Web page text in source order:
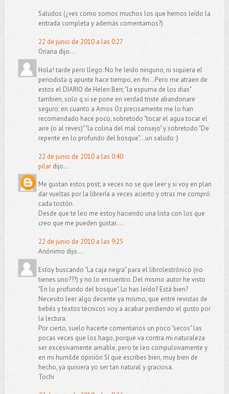
Saludos (¿ves como somos muchos los que hemos leído la
entrada completa y además comentamos?)
22 de junio de 2010 a las 0:27
Oriana dijo...
Hola! tarde pero llego. No he leido ninguno, ni siquiera el
periodista q apunte hace tiempo, en fin...Pero me atraen de
estos el DIARIO de Helen Berr, "la espuma de los dias"
tambien, solo q si se pone en verdad triste abandonare
seguro; en cuanto a Amos Oz precisamente me lo han
recomendado hace poco, sobretodo "tocar el agua tocar el
aire (o al reves)" "la colina del mal consejo" y sobretodo "De
repente en lo profundo del bosque"...un saludo :)
22 de junio de 2010 a las 0:40
pilardijo...
Me gustan estos post; a veces no se que leer y si voy en plan
dar vueltas por la librería a veces acierto y otras me compró
cada tostón.
Desde que te leo me estoy haciendo una lista con los que
creo que me pueden gustar....
22 de junio de 2010 a las 9:25
Anónimo dijo...
Estoy buscando "La caja negra" para el librolestrónico (no
tienes uno???) y no lo encuentro. Del mismo autor he visto
"En lo profundo del bosque". Lo has leído? Está bien?
Necesito leer algo decente ya mismo, que entre revistas de
bebés y textos técnicos voy a acabar perdiendo el gusto por
la lectura.
Por cierto, suelo hacerte comentarios un poco "secos" las
pocas veces que los hago, porque va contra mi naturaleza
ser excesivamente amable, pero te leo compulsivamente y
en mi humilde opinión SI que escribes bien, muy bien de
hecho, ya quisiera yo ser tan natural y graciosa.
Tochi